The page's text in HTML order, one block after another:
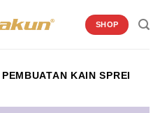
SHOP
KAIN SPREI